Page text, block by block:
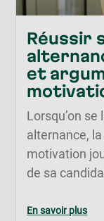
Réussir
et
Lorsqu’on se
alternance,
motivation
de sa
En savoir plus